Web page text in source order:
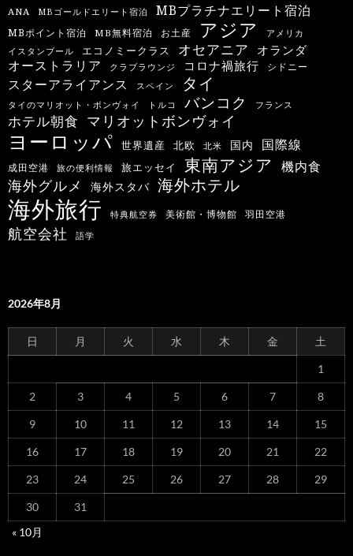
ANA MBゴールドエリート宿泊 MBプラチナエリート宿泊
MBポイント宿泊 MB無料宿泊 お土産 アジア アメリカ
イスタンブール エコノミークラス オセアニア オランダ
オーストラリア クラブラウンジ コロナ禍旅行 シドニー
スターアライアンス スペイン タイ
タイのマリオット・ボンヴォイ トルコ バンコク フランス
ホテル朝食 マリオットボンヴォイ
ヨーロッパ 世界遺産 北欧 北米 国内 国際線
成田空港 旅の便利情報 旅エッセイ 東南アジア 機内食
海外グルメ 海外スタバ 海外ホテル
海外旅行 特典航空券 美術館・博物館 羽田空港
航空会社 語学
2026年8月
日 月 火 水 木 金 土
1
2 3 4 5 6 7 8
9 10 11 12 13 14 15
16 17 18 19 20 21 22
23 24 25 26 27 28 29
30
31
« 10月